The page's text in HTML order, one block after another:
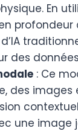
En
des
: Ce
des
une